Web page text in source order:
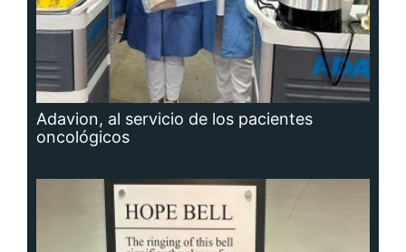
Adavion, al servicio de los pacientes
oncológicos